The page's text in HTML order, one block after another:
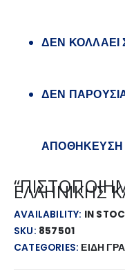
ΔΕΝ
ΔΕΝ
ΑΠΟΘΗΚΕΥΣΗ
ΕΛΛΗΝΙΚΗΣ
AVAILABILITY: IN
SKU: 857501
CATEGORIES: ΕΙΔΗ